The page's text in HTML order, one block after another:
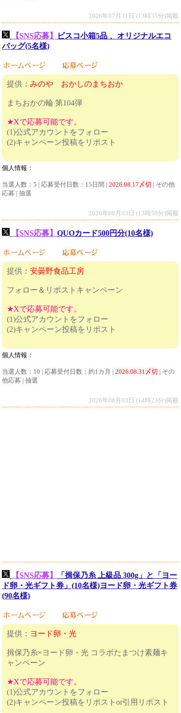
2026年07月31日 (13時35分)掲載
【SNS応募】
ビスコ小箱5品 、オリジナルエコ
バッグ(5名様)
提供： みのや おかしのまちおか
まちおかの輪 第104弾
★Xで応募可能です。
(1)公式アカウントをフォロー
(2)キャンペーン投稿をリポスト
個人情報：
当選人数：5 | 応募受付日数：15日間 | 2026.08.17〆切 | その他
応募 | 抽選
2026年08月03日 (13時59分)掲載
【SNS応募】 QUOカード500円分(10名様)
提供： 安曇野食品工房
フォロー＆リポストキャンペーン
★Xで応募可能です。
(1)公式アカウントをフォロー
(2)キャンペーン投稿をリポスト
個人情報：
当選人数：10 | 応募受付日数：約1カ月 | 2026.08.31〆切 | その
他応募 | 抽選
2026年08月03日 (14時23分)掲載
【SNS応募】
「揖保乃糸 上級品 300g」と「ヨー
ド卵・光ギフト券」(10名様)ヨード卵・光ギフト券
(90名様)
提供： ヨード卵・光
揖保乃糸×ヨード卵・光 コラボたまつけ素麺キ
ャンペーン
★Xで応募可能です。
(1)公式アカウントをフォロー
(2)キャンペーン投稿をリポストor引用リポスト